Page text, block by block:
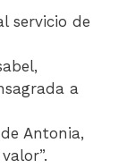
servicio de
a
Antonia,